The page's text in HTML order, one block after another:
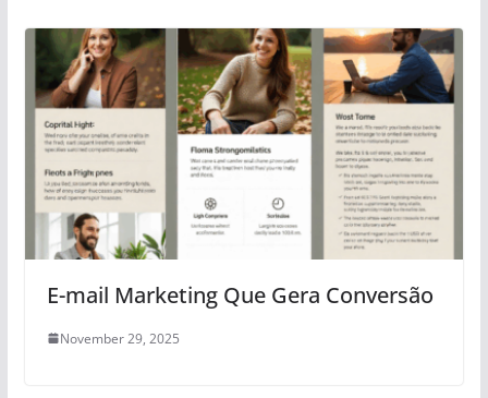
E-mail Marketing Que Gera Conversão
November 29, 2025